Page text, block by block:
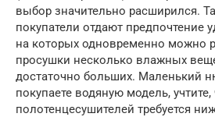
выбор значительно расширился.
покупатели отдают предпочтение
на которых одновременно можно
просушки несколько влажных
достаточно больших. Маленький
покупаете водяную модель,
полотенцесушителей требуется